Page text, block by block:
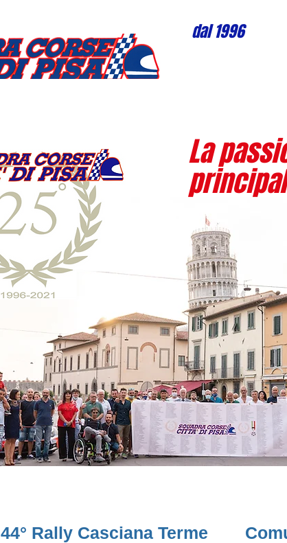
dal 1996
La
44° Rally Casciana Terme